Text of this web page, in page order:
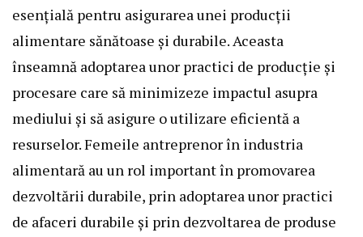
esențială pentru asigurarea unei producții
alimentare sănătoase și durabile. Aceasta
înseamnă adoptarea unor practici de producție și
procesare care să minimizeze impactul asupra
mediului și să asigure o utilizare eficientă a
resurselor. Femeile antreprenor în industria
alimentară au un rol important în promovarea
dezvoltării durabile, prin adoptarea unor practici
de afaceri durabile și prin dezvoltarea de produse